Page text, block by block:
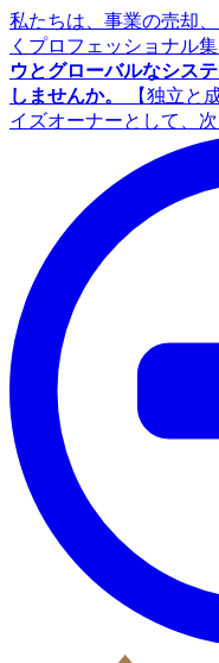
私たちは、事業の売却
くプロフェッショナル
ウとグローバルなシス
しませんか。
【独立と
イズオーナーとして、